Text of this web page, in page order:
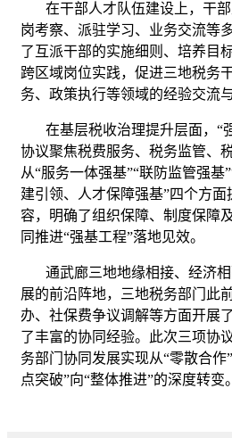
在干部人才队伍建设上，干部
岗考察、派驻学习、业务交流等
了互派干部的实施细则、培养目
跨区域岗位实践，促进三地税务
务、政策执行等领域的经验交流
在基层税收治理提升层面，“
协议聚焦税费服务、税务监管、
从“服务一体强基”“联防监管强基
建引领、人才保障强基”四个方
容，明确了组织保障、制度保障
同推进“强基工程”落地见效。
通武廊三地地缘相接、经济相
展的前沿阵地，三地税务部门此
办、社保费争议调解等方面开展
了丰富的协同经验。此次三项协
务部门协同发展实现从“零散合作
点突破”向“整体推进”的深度转变。